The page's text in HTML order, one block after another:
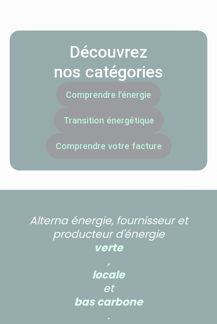
Découvrez
nos catégories
Comprendre l'énergie
Transition énergétique
Comprendre votre facture
Alterna énergie, fournisseur et
producteur d'énergie
verte
,
locale
et
bas carbone
.